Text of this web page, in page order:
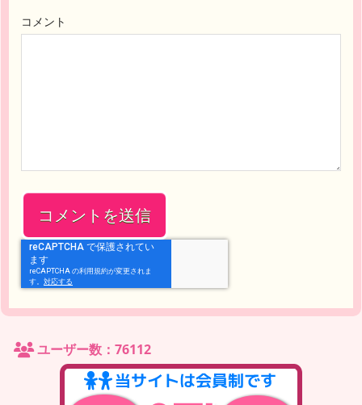
コメント
ユーザー数：76112